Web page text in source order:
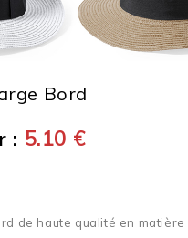
Bord
: 5.10 €
de haute qualité en matière